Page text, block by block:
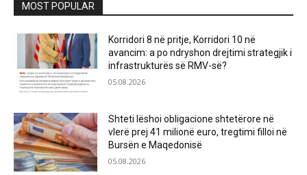
MOST POPULAR
Korridori 8 në pritje, Korridori 10 në
avancim: a po ndryshon drejtimi strategjik i
infrastrukturës së RMV-së?
05.08.2026
Shteti lëshoi obligacione shtetërore në
vlerë prej 41 milionë euro, tregtimi filloi në
Bursën e Maqedonisë
05.08.2026